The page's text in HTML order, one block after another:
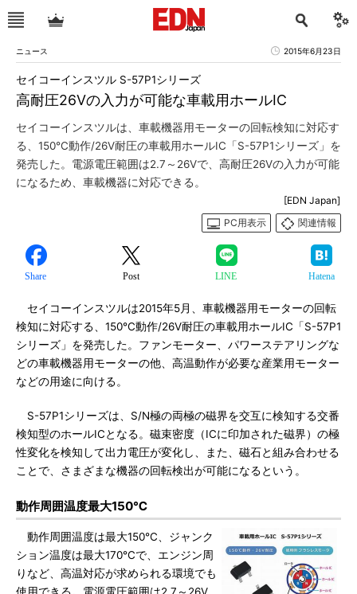
ニュース 2015年6月23日
高耐圧26Vの入力が可能な車載用ホールIC
セイコーインスツル S-57P1シリーズ
セイコーインスツルは、車載機器用モーターの回転検知に対応す
る、150℃動作/26V耐圧の車載用ホールIC「S-57P1シリーズ」を
発売した。電源電圧範囲は2.7～26Vで、高耐圧26Vの入力が可能
になるため、車載機器に対応できる。
[EDN Japan]
PC用表示
関連情報
Share Post LINE Hatena
セイコーインスツルは2015年5月、車載機器用モーターの回転
検知に対応する、150℃動作/26V耐圧の車載用ホールIC「S-57P1
シリーズ」を発売した。ファンモーター、パワーステアリングな
どの車載機器用モーターの他、高温動作が必要な産業用モーター
などの用途に向ける。
S-57P1シリーズは、S/N極の両極の磁界を交互に検知する交番
検知型のホールICとなる。磁束密度（ICに印加された磁界）の極
性変化を検知して出力電圧が変化し、また、磁石と組み合わせる
ことで、さまざまな機器の回転検出が可能になるという。
動作周囲温度最大150℃
動作周囲温度は最大150℃、ジャンク
ション温度は最大170℃で、エンジン周
りなど、高温対応が求められる環境でも